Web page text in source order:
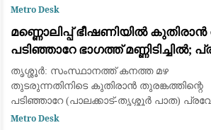
മാനസികമായി പീഡിപ്പിക്കുന്നതും
മാർഗ്ഗനിർദ്
Metro Desk
മണ്ണൊലിപ്പ് ഭീഷണിയിൽ കുതിരാൻ
പടിഞ്ഞാറേ ഭാഗത്ത് മണ്ണിടിച്ചിൽ;
യാത്രക്കാരും ആശങ്കയിൽ
തൃശ്ശൂർ: സംസ്ഥാനത്ത് കനത്ത മഴ
തുടരുന്നതിനിടെ കുതിരാൻ തുരങ്കത്തിന്റെ
പടിഞ്ഞാറേ (പാലക്കാട്-തൃശ്ശൂർ പാത)
കവാടത്തിന് സമീപം ശക്തമായ മണ്ണിടിച്ചിൽ.
Metro Desk